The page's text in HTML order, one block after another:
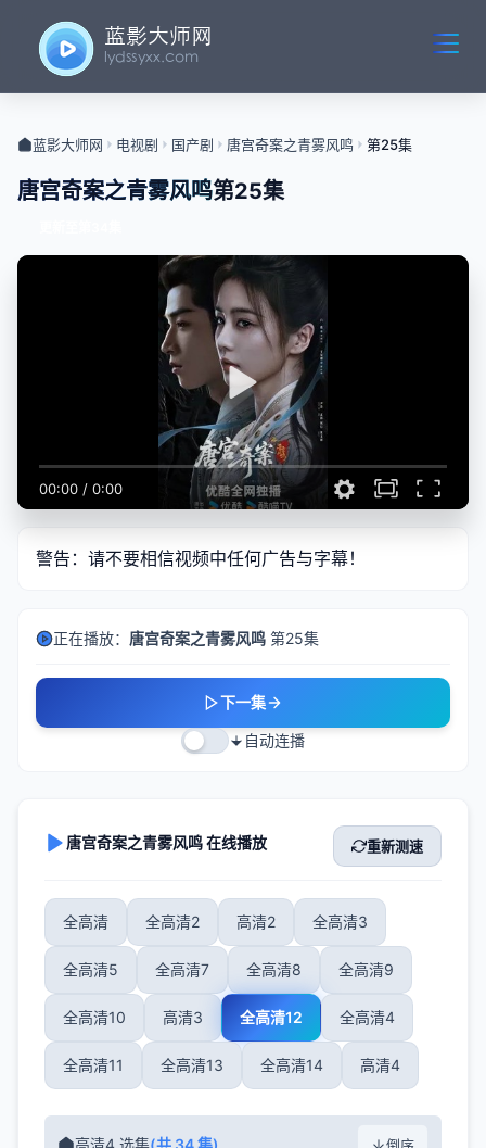
蓝影大师网 电视剧 国产剧 唐宫奇案之青雾风鸣 第25集
唐宫奇案之青雾风鸣第25集
00:00 / 0:00
警告：请不要相信视频中任何广告与字幕！
正在播放： 唐宫奇案之青雾风鸣 第25集
下一集
自动连播
唐宫奇案之青雾风鸣 在线播放 重新测速
全高清 全高清2 高清2 全高清3
全高清5 全高清7 全高清8 全高清9
全高清10 高清3 全高清12 全高清4
全高清11 全高清13 全高清14 高清4
高清4 选集(共 34 集)